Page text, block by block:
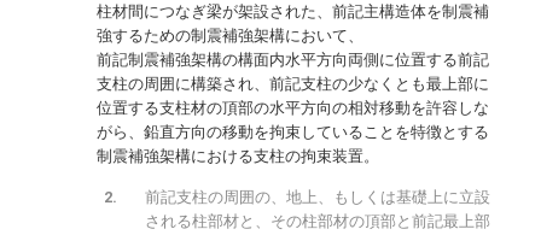
柱材間につなぎ梁が架設された、前記主構造体を制震補
強するための制震補強架構において、
前記制震補強架構の構面内水平方向両側に位置する前記
支柱の周囲に構築され、前記支柱の少なくとも最上部に
位置する支柱材の頂部の水平方向の相対移動を許容しな
がら、鉛直方向の移動を拘束していることを特徴とする
制震補強架構における支柱の拘束装置。
前記支柱の周囲の、地上、もしくは基礎上に立設
される柱部材と、その柱部材の頂部と前記最上部